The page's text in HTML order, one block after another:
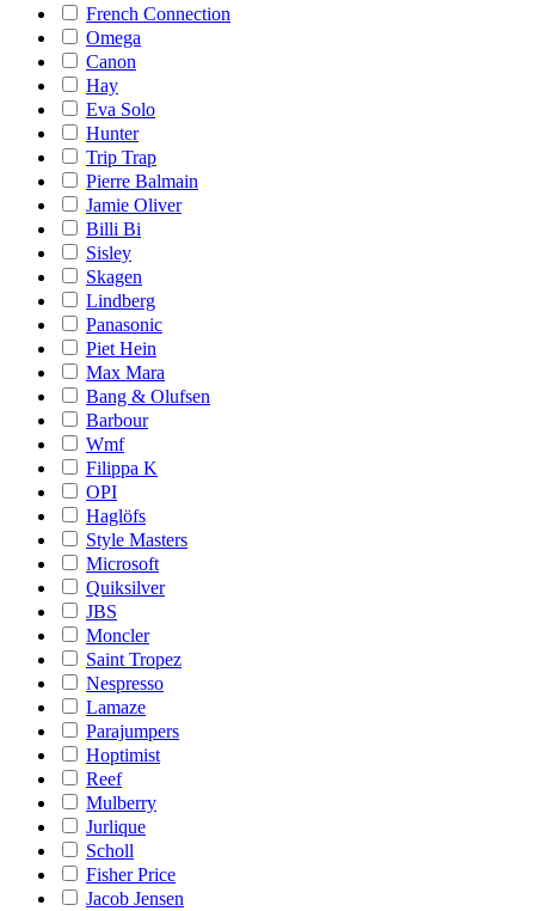
French Connection
Omega
Canon
Hay
Eva Solo
Hunter
Trip Trap
Pierre Balmain
Jamie Oliver
Billi Bi
Sisley
Skagen
Lindberg
Panasonic
Piet Hein
Max Mara
Bang & Olufsen
Barbour
Wmf
Filippa K
OPI
Haglöfs
Style Masters
Microsoft
Quiksilver
JBS
Moncler
Saint Tropez
Nespresso
Lamaze
Parajumpers
Hoptimist
Reef
Mulberry
Jurlique
Scholl
Fisher Price
Jacob Jensen